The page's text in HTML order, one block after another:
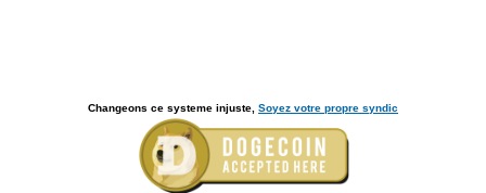
Changeons ce systeme injuste, Soyez votre propre syndic